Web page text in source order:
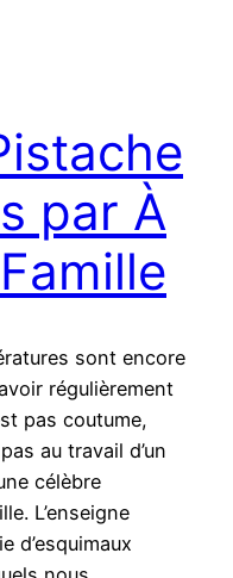
par À
sont encore
régulièrement
pas coutume,
au travail d’un
célèbre
L’enseigne
d’esquimaux